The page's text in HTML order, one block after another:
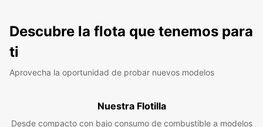
Descubre la flota que tenemos para
ti
Aprovecha la oportunidad de probar nuevos modelos
Nuestra Flotilla
Desde compacto con bajo consumo de combustible a modelos